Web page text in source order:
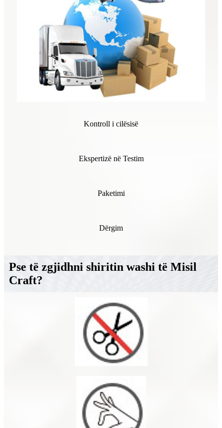
Kontroll i cilësisë
Ekspertizë në Testim
Paketimi
Dërgim
Pse të zgjidhni shiritin washi të Misil
Craft?